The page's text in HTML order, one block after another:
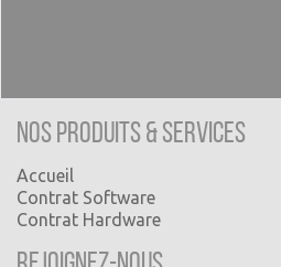
Nos produits & Services
Accueil
Contrat Software
Contrat Hardware